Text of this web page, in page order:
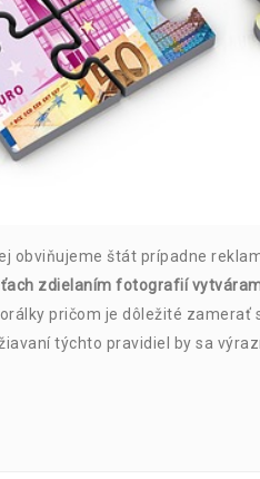
obviňujeme štát prípadne
zdielaním fotografií
pričom je dôležité zamerať
týchto pravidiel by sa